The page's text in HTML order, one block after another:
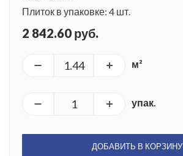
Плиток в упаковке: 4 шт.
2 842.60 руб.
м²
упак.
ДОБАВИТЬ В КОРЗИНУ